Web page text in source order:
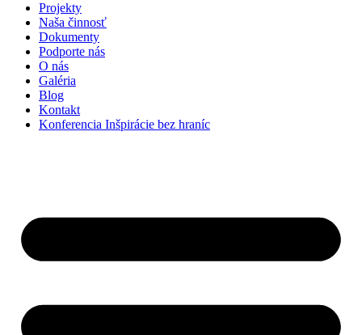
Projekty
Naša činnosť
Dokumenty
Podporte nás
O nás
Galéria
Blog
Kontakt
Konferencia Inšpirácie bez hraníc